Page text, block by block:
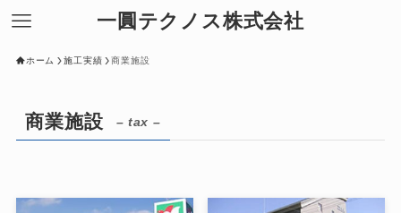
一圓テクノス株式会社
ホーム 施工実績 商業施設
商業施設 – tax –